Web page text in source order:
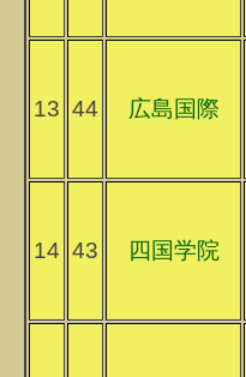
13 44 広島国際
14 43 四国学院